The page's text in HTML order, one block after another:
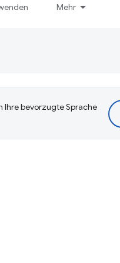
Mehr
Ihre bevorzugte Sprache